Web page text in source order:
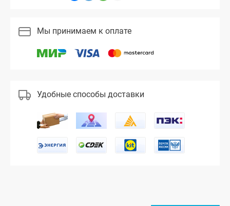
Мы принимаем к оплате
Удобные способы доставки